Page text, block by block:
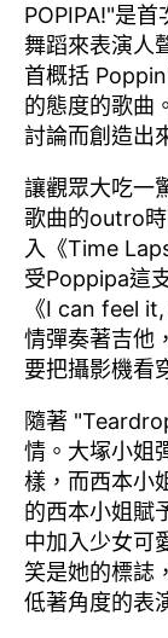
POPIPA!"是
舞蹈來表演人
首概括
的態度的歌曲
討論而創造出
讓觀眾大吃一
歌曲的outro
入《Time
受Poppipa這
《I can feel
情彈奏著吉他
要把攝影機看
隨著
情。大塚小姐
樣，而西本小
的西本小姐賦
中加入少女可
笑是她的標誌
低著角度的表